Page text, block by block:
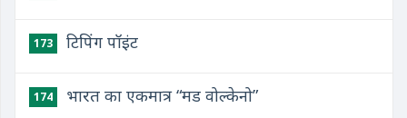
173 टिपिंग पॉइंट
174 भारत का एकमात्र “मड वोल्केनो”